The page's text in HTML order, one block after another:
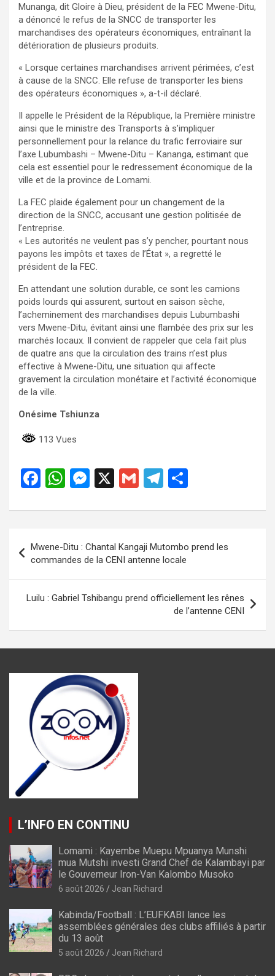
Munanga, dit Gloire à Dieu, président de la FEC Mwene-Ditu,
a dénoncé le refus de la SNCC de transporter les
marchandises des opérateurs économiques, entraînant la
détérioration de plusieurs produits.
« Lorsque certaines marchandises arrivent périmées, c’est
à cause de la SNCC. Elle refuse de transporter les biens
des opérateurs économiques », a-t-il déclaré.
Il appelle le Président de la République, la Première ministre
ainsi que le ministre des Transports à s’impliquer
personnellement pour la relance du trafic ferroviaire sur
l’axe Lubumbashi – Mwene-Ditu – Kananga, estimant que
cela est essentiel pour le redressement économique de la
ville et de la province de Lomami.
La FEC plaide également pour un changement de la
direction de la SNCC, accusant une gestion politisée de
l’entreprise.
« Les autorités ne veulent pas s’y pencher, pourtant nous
payons les impôts et taxes de l’État », a regretté le
président de la FEC.
En attendant une solution durable, ce sont les camions
poids lourds qui assurent, surtout en saison sèche,
l’acheminement des marchandises depuis Lubumbashi
vers Mwene-Ditu, évitant ainsi une flambée des prix sur les
marchés locaux. Il convient de rappeler que cela fait plus
de quatre ans que la circulation des trains n’est plus
effective à Mwene-Ditu, une situation qui affecte
gravement la circulation monétaire et l’activité économique
de la ville.
Onésime Tshiunza
113 Vues
F
ce
o
o
k
W
at
s
A
p
p
M
se
n
g
er
X
G
ail
T
e
gr
a
m
ta
er
de
l’article
Mwene-Ditu : Chantal Kangaji Mutombo prend les
commandes de la CENI antenne locale
Luilu : Gabriel Tshibangu prend officiellement les rênes
de l’antenne CENI
L’INFO EN CONTINU
Lomami : Kayembe Muepu Mpuanya Munshi
mua Mutshi investi Grand Chef de Kalambayi par
le Gouverneur Iron-Van Kalombo Musoko
6 août 2026 Jean Richard
Kabinda/Football : L’EUFKABI lance les
assemblées générales des clubs affiliés à partir
du 13 août
5 août 2026 Jean Richard